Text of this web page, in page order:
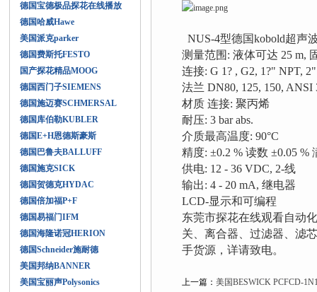
德国宝德极品探花在线播放
德国哈威Hawe
美国派克parker
德国费斯托FESTO
国产探花精品MOOG
德国西门子SIEMENS
德国施迈赛SCHMERSAL
德国库伯勒KUBLER
德国E+H恩德斯豪斯
德国巴鲁夫BALLUFF
德国施克SICK
德国贺德克HYDAC
德国倍加福P+F
德国易福门IFM
德国海隆诺冠HERION
德国Schneider施耐德
美国邦纳BANNER
美国宝丽声Polysonics
NUS-4型德国kobold超声波
测量范围: 液体可达 25 m,
连接: G 1? , G2, 1?" NPT,
法兰 DN80, 125, 150, ANSI
材质 连接: 聚丙烯
耐压: 3 bar abs.
介质最高温度: 90°C
精度: ±0.2 % 读数 ±0.05 %
供电: 12 - 36 VDC, 2-线
输出: 4 - 20 mA, 继电器
LCD-显示和可编程
东莞市探花在线观看自动化科
关、离合器、过滤器、
手货源，详请致电。
上一篇： 美国BESWICK PCFCD-